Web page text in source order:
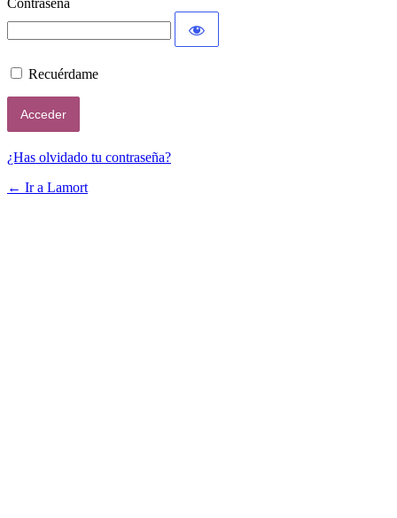
Contraseña
Recuérdame
¿Has olvidado tu contraseña?
← Ir a Lamort